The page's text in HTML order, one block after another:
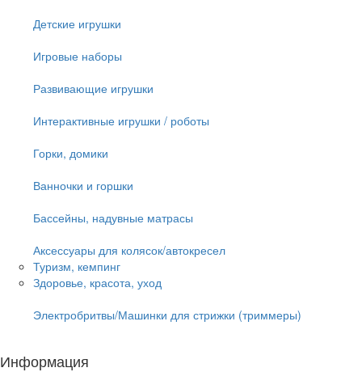
Детские игрушки
Игровые наборы
Развивающие игрушки
Интерактивные игрушки / роботы
Горки, домики
Ванночки и горшки
Бассейны, надувные матрасы
Аксессуары для колясок/автокресел
Туризм, кемпинг
Здоровье, красота, уход
Электробритвы/Машинки для стрижки (триммеры)
Информация